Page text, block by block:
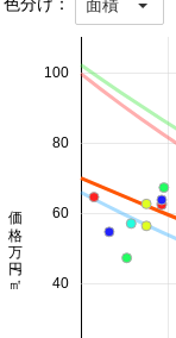
40
60
80
100
価格 万円/㎡